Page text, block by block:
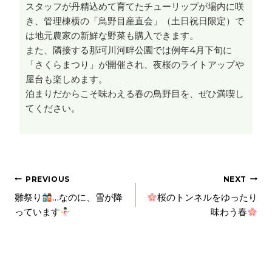
スタッフが丹精込めて育てたチューリップが場内に咲
き、管理棟横の「鳥野目産直会」（土日祝日限定）で
は地元農家の新鮮な野菜も購入できます。
また、隣接する那珂川河畔公園では例年4月下旬に
「さくらまつり」が開催され、夜桜のライトアップや
屋台も楽しめます。
泊まりだからこそ味わえる春の鳥野目を、ぜひ満喫し
てください。
PREVIOUS
雛祭り
…なのに、雪が降
っています
NEXT
桜のトンネルをゆったり
味わう春